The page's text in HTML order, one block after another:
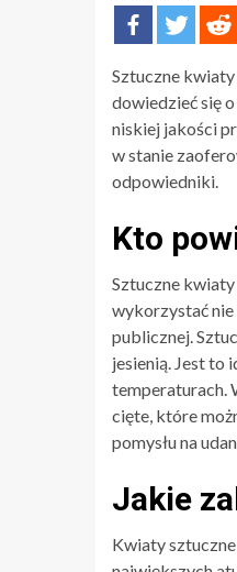
Sztuczne
dowiedzieć się
niskiej jakości
w stanie
odpowiedniki.
Kto
Sztuczne
wykorzystać
publicznej.
jesienią. Jest to
temperaturach.
cięte, które
pomysłu na
Jakie
Kwiaty